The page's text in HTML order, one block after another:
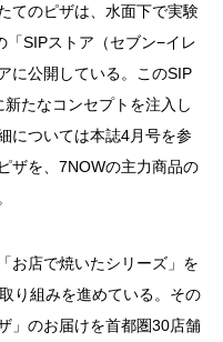
てのピザは、水面下で実験
SIPストア（セブン−イレ
に公開している。このSIP
たなコンセプトを注入し
については本誌4月号を参
ザを、7NOWの主力商品の
お店で焼いたシリーズ」を
り組みを進めている。その
」のお届けを首都圏30店舗